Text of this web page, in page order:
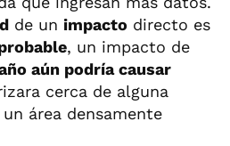
de un impacto directo es
, un impacto de
aún podría causar
cerca de alguna
área densamente